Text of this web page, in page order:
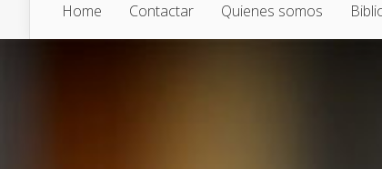
Home Contactar Quienes somos